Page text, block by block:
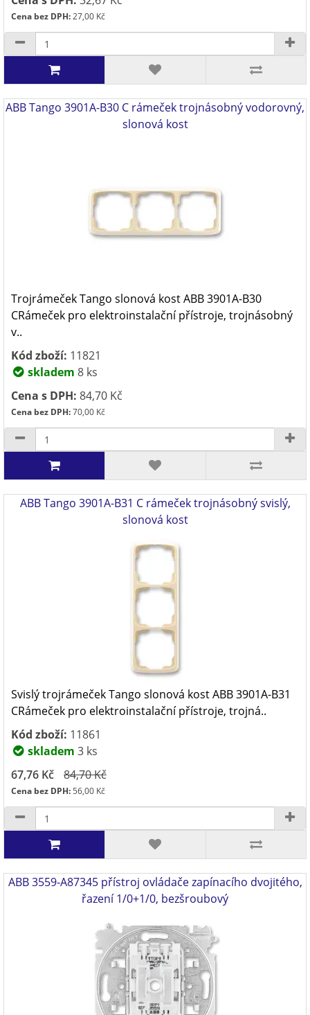
Cena bez DPH:27,00 Kč
ABB Tango 3901A-B30 C rámeček trojnásobný vodorovný,
slonová kost
Trojrámeček Tango slonová kost ABB 3901A-B30
CRámeček pro elektroinstalační přístroje, trojnásobný
v..
Kód zboží: 11821
skladem 8 ks
Cena s DPH: 84,70 Kč
Cena bez DPH:70,00 Kč
ABB Tango 3901A-B31 C rámeček trojnásobný svislý,
slonová kost
Svislý trojrámeček Tango slonová kost ABB 3901A-B31
CRámeček pro elektroinstalační přístroje, trojná..
Kód zboží: 11861
skladem 3 ks
67,76 Kč
84,70 Kč
Cena bez DPH:56,00 Kč
ABB 3559-A87345 přístroj ovládače zapínacího dvojitého,
řazení 1/0+1/0, bezšroubový